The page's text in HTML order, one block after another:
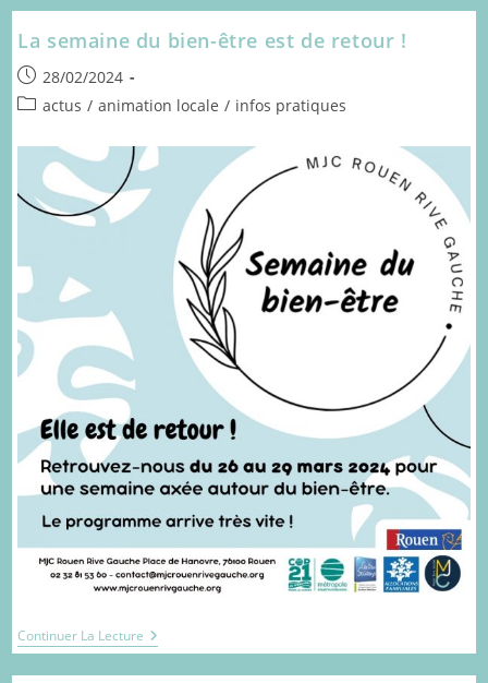
La semaine du bien-être est de retour !
Publication
publiée :
28/02/2024
Postactus / animation locale / infos pratiques
Continuer La Lecture La
Semaine
Du